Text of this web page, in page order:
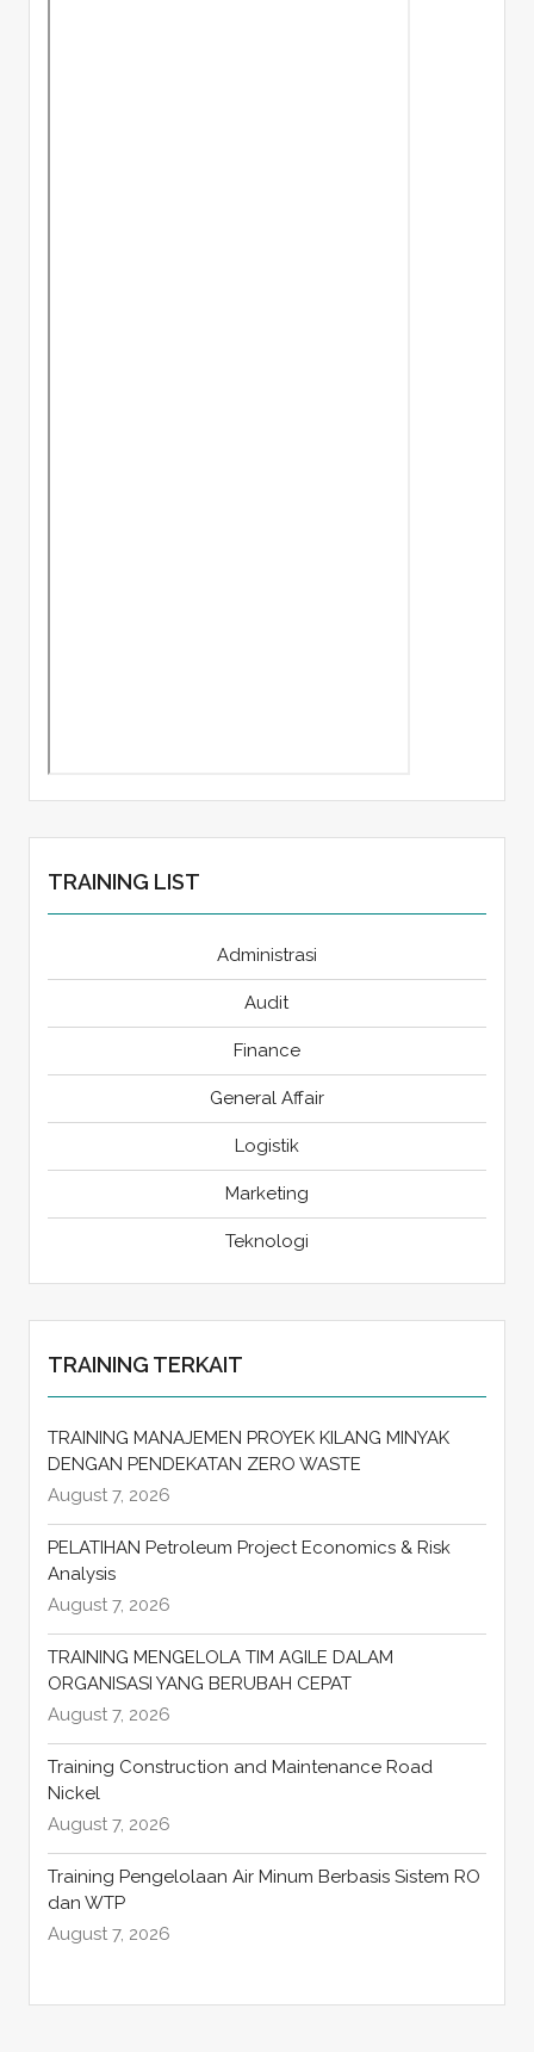
TRAINING LIST
Administrasi
Audit
Finance
General Affair
Logistik
Marketing
Teknologi
TRAINING TERKAIT
TRAINING MANAJEMEN PROYEK KILANG MINYAK
DENGAN PENDEKATAN ZERO WASTE
August 7, 2026
PELATIHAN Petroleum Project Economics & Risk
Analysis
August 7, 2026
TRAINING MENGELOLA TIM AGILE DALAM
ORGANISASI YANG BERUBAH CEPAT
August 7, 2026
Training Construction and Maintenance Road
Nickel
August 7, 2026
Training Pengelolaan Air Minum Berbasis Sistem RO
dan WTP
August 7, 2026